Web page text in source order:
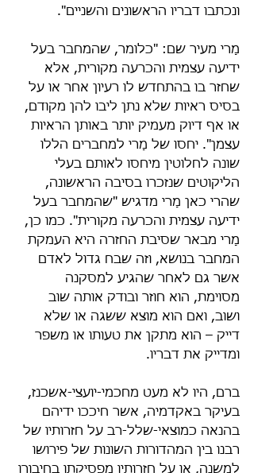
ונכתבו דבריו הראשונים והשניים".
מָרי מעיר שם: "כלומר, שהמחבר בעל
ידיעה עצמית והכרעה מקורית, אלא
שחזר בו בהתחדש לו רעיון אחר או על
בסיס ראיות שלא נתן ליבו להן מקודם,
או אף דיוק מעמיק יותר באותן הראיות
עצמן". יחסו של מָרי למחברים הללו
שונה לחלוטין מיחסו לאותם בעלי
הליקוטים שנזכרו בסיבה הראשונה,
שהרי כאן מָרי מדגיש "שהמחבר בעל
ידיעה עצמית והכרעה מקורית". כמו כן,
מָרי מבאר שסיבת החזרה היא העמקת
המחבר בנושא, וזה שבח גדול לאדם
אשר גם לאחר שהגיע למסקנה
מסוימת, הוא חוזר ובודק אותה שוב
ושוב, ואם הוא מוצא ששגה או שלא
דייק – הוא מתקן את טעותו או משפר
ומדייק את דבריו.
ברם, היו לא מעט מחכמי-יועצי-אשכנז,
בעיקר באקדמיה, אשר חיככו ידיהם
בהנאה כמוצאי-שלל-רב על חזרותיו של
רבנו בין המהדורות השונות של פירושו
למשנה, או על חזרותיו מפסיקתו בחיבורו